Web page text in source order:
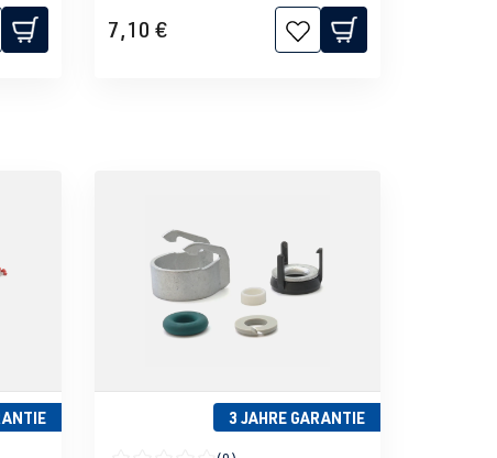
7,10 €
3 JAHRE GARANTIE